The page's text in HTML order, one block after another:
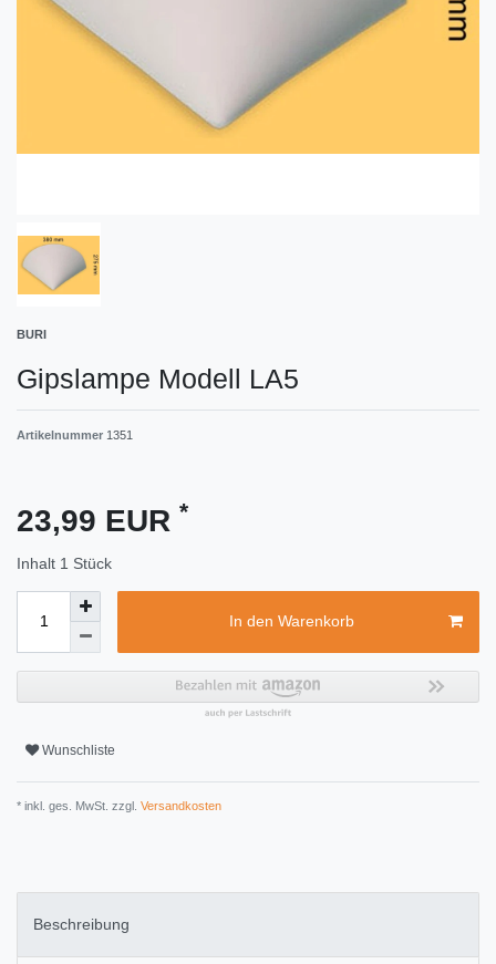
BURI
Gipslampe Modell LA5
Artikelnummer 1351
23,99 EUR *
Inhalt 1 Stück
In den Warenkorb
Wunschliste
* inkl. ges. MwSt. zzgl. Versandkosten
Beschreibung